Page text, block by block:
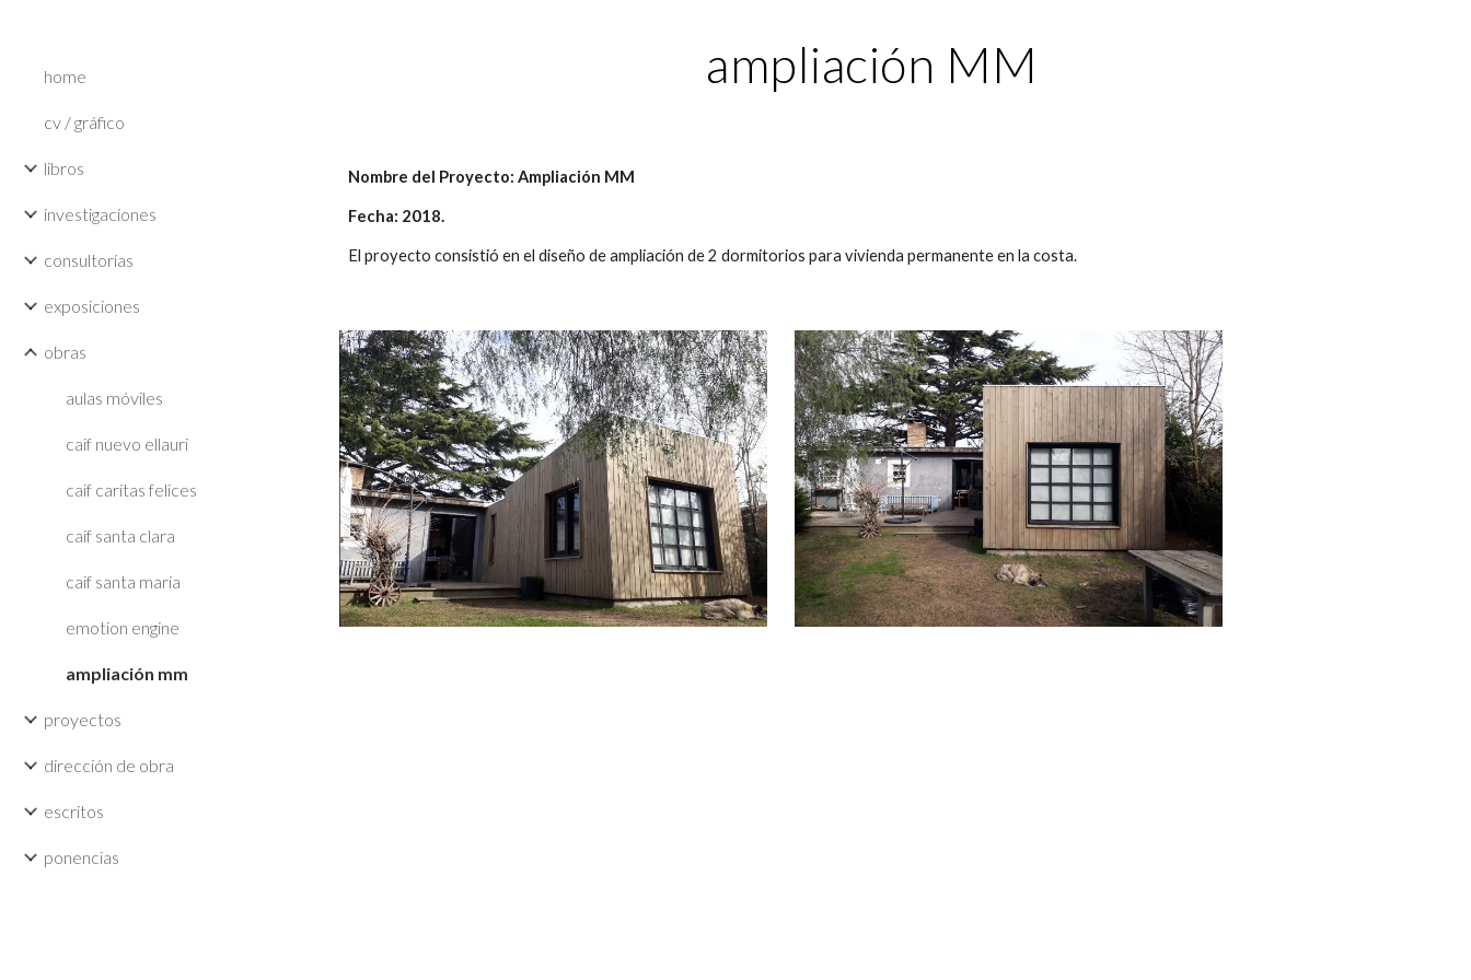
home
cv / gráfico
libros
investigaciones
consultorías
exposiciones
obras
aulas móviles
caif nuevo ellauri
caif caritas felices
caif santa clara
caif santa maria
emotion engine
ampliación mm
proyectos
dirección de obra
escritos
ponencias
ampliación MM
Nombre del Proyecto: Ampliación MM
Fecha: 2018.
El proyecto consistió en el diseñode ampliación de 2 dormitorios para vivienda permanente en la costa.